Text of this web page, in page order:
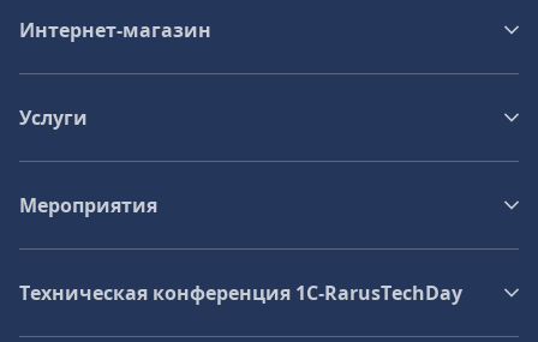
Интернет-магазин
Услуги
Мероприятия
Техническая конференция 1C‑RarusTechDay